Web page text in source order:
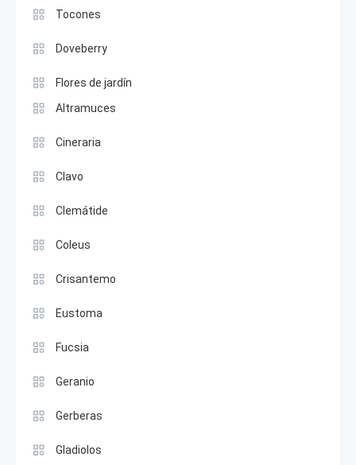
Tocones
Doveberry
Flores de jardín
Altramuces
Cineraria
Clavo
Clemátide
Coleus
Crisantemo
Eustoma
Fucsia
Geranio
Gerberas
Gladiolos